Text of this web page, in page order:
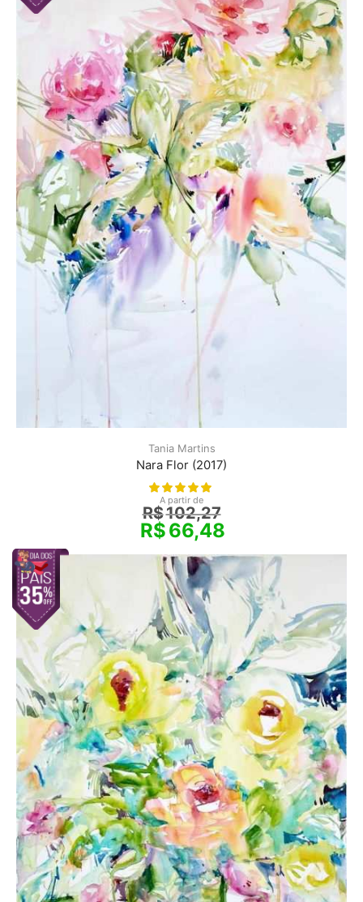
Tania Martins
Nara Flor (2017)
A partir de
R$102,27
R$66,48